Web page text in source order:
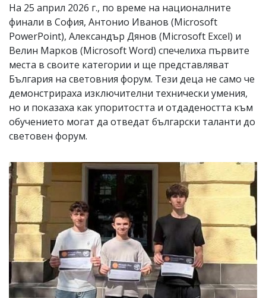
На 25 април 2026 г., по време на националните
финали в София, Антонио Иванов (Microsoft
PowerPoint), Александър Дянов (Microsoft Excel) и
Велин Марков (Microsoft Word) спечелиха първите
места в своите категории и ще представляват
България на световния форум. Тези деца не само че
демонстрираха изключителни технически умения,
но и показаха как упоритостта и отдадеността към
обучението могат да отведат български таланти до
световен форум.